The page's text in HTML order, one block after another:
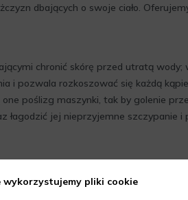
dbających o swoje ciało.
chronić skórę przed utratą
i pozwala rozkoszować się każdą
poślizg maszynki, tak by golenie
łagodzić jej nieprzyjemne szczypanie i
aby zabrać go w podróż.
pliki cookie